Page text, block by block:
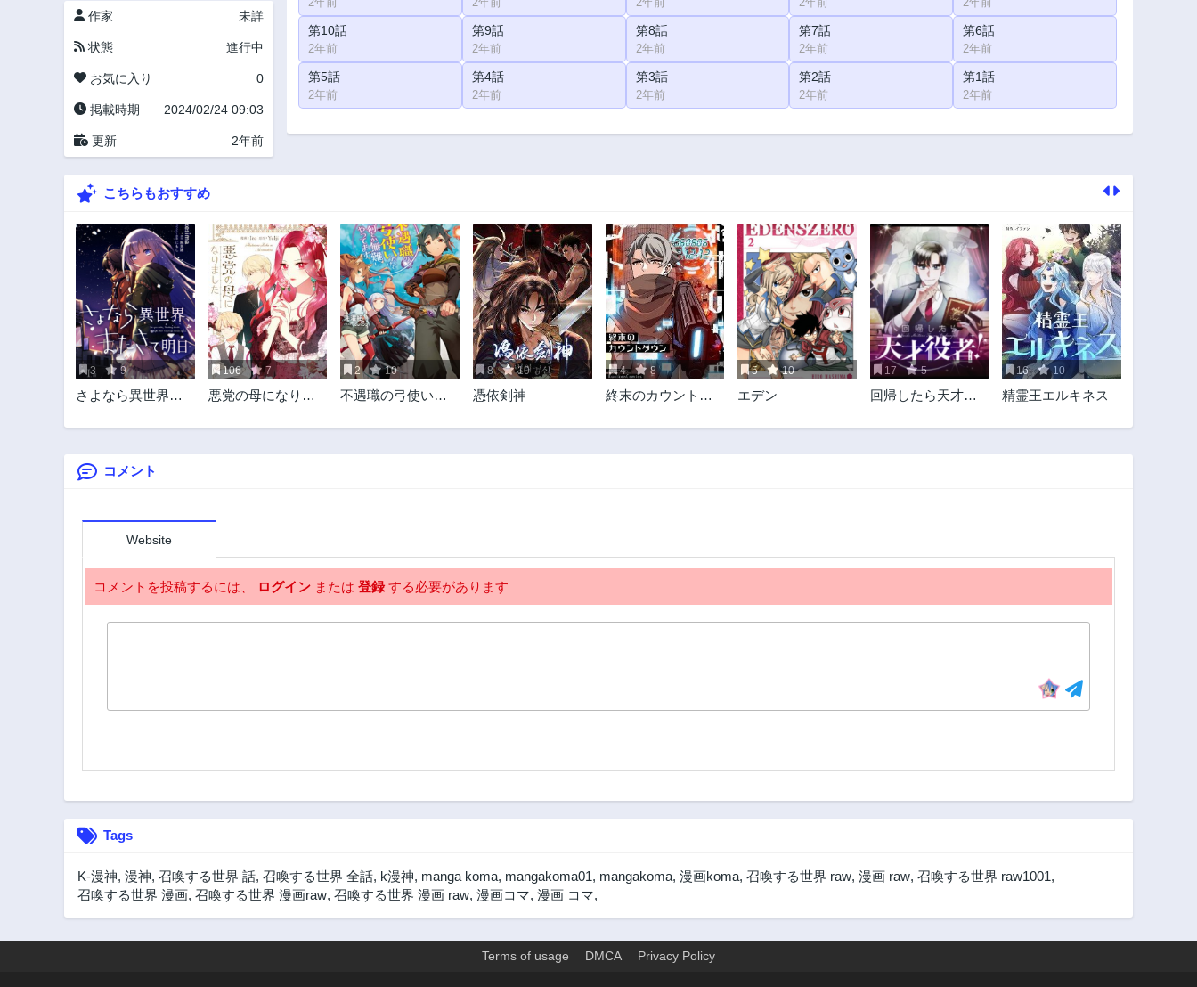
作家 未詳
状態 進行中
お気に入り 0
掲載時期 2024/02/24 09:03
更新 2年前
第10話
2年前
第9話
2年前
第8話
2年前
第7話
2年前
第6話
2年前
第5話
2年前
第4話
2年前
第3話
2年前
第2話
2年前
第1話
2年前
こちらもおすすめ
3 9
さよなら異世界、
106 7
悪党の母になりま
2 10
不遇職の弓使いだ
やってます＠ＣＯ
8 10
憑依剣神
4 8
終末のカウントダ
5 10
エデン
17 5
回帰したら天才役
16 10
精霊王エルキネス
コメント
Website
コメントを投稿するには、 ログイン または 登録する必要があります
Tags
K-漫神, 漫神, 召喚する世界 話, 召喚する世界 全話, k漫神, manga koma, mangakoma01, mangakoma, 漫画koma, 召喚する世界 raw, 漫画 raw, 召喚する世界 raw1001,
召喚する世界 漫画, 召喚する世界 漫画raw, 召喚する世界 漫画 raw, 漫画コマ, 漫画 コマ,
Terms of usage DMCA Privacy Policy